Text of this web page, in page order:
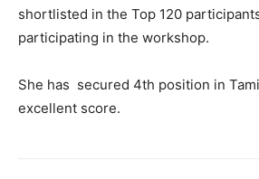
shortlisted in the Top 120
participating in the workshop.
She has secured 4th position in
excellent score.